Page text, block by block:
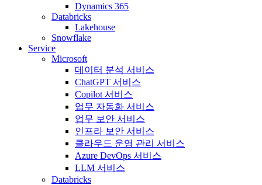
Dynamics 365
Databricks
Lakehouse
Snowflake
Service
Microsoft
데이터 분석 서비스
ChatGPT 서비스
Copilot 서비스
업무 자동화 서비스
업무 보안 서비스
인프라 보안 서비스
클라우드 운영 관리 서비스
Azure DevOps 서비스
LLM 서비스
Databricks